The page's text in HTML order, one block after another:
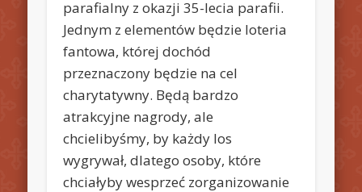
parafialny z okazji 35-lecia parafii.
Jednym z elementów będzie loteria
fantowa, której dochód
przeznaczony będzie na cel
charytatywny. Będą bardzo
atrakcyjne nagrody, ale
chcielibyśmy, by każdy los
wygrywał, dlatego osoby, które
chciałyby wesprzeć zorganizowanie